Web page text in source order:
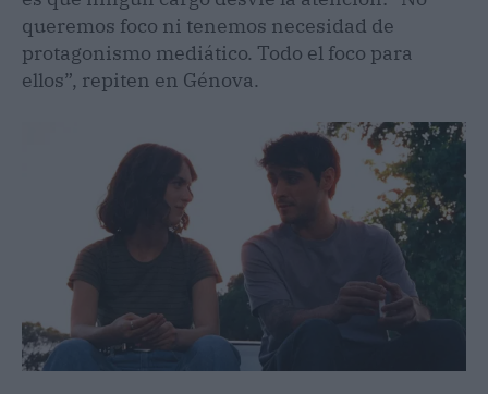
queremos foco ni tenemos necesidad de
protagonismo mediático. Todo el foco para
ellos”, repiten en Génova.